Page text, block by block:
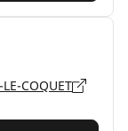
COQUET